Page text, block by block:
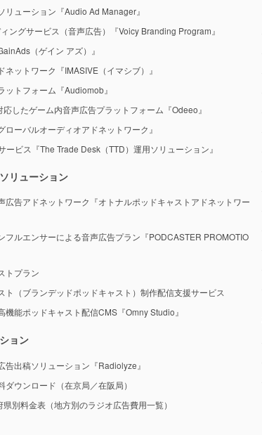
リューション『Audio Ad Manager』
ングサービス（音声広告）『Voicy Branding Program』
（ゲイン アズ）』
ットワーク『IMASIVE（イマシブ）』
ットフォーム『Audiomob』
したゲーム内音声広告プラットフォーム『Odeeo』
ローバルオーディオアドネットワーク』
ービス『The Trade Desk（TTD）運用ソリューション』
リューション
広告アドネットワーク『オトナルポッドキャストアドネットワー
フルエンサーによる音声広告プラン『PODCASTER PROMOTIO
トプラン
ト（ブランデッドポッドキャスト）制作配信支援サービス
機能ポッドキャスト配信CMS『Omny Studio』
ョン
告出稿ソリューション『Radiolyze』
ダウンロード（在京局／在阪局）
別料金表（地方別のラジオ広告費用一覧）